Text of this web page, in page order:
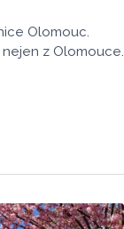
Olomouc.
z Olomouce.